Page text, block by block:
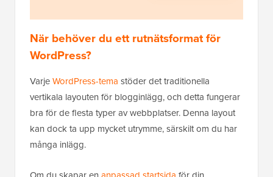
När behöver du ett rutnätsformat för
WordPress?
VarjeWordPress-tema stöder det traditionella
vertikala layouten för blogginlägg, och detta fungerar
bra för de flesta typer av webbplatser. Denna layout
kan dock ta upp mycket utrymme, särskilt om du har
många inlägg.